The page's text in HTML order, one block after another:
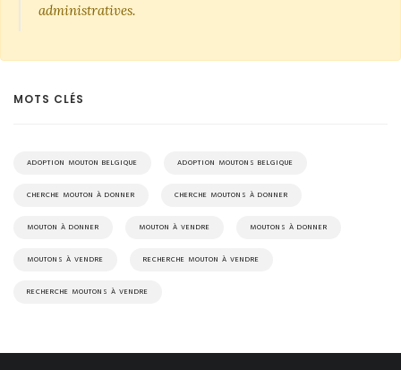
administratives.
MOTS CLÉS
ADOPTION MOUTON BELGIQUE ADOPTION MOUTONS BELGIQUE
CHERCHE MOUTON À DONNER CHERCHE MOUTONS À DONNER
MOUTON À DONNER MOUTON À VENDRE MOUTONS À DONNER
MOUTONS À VENDRE RECHERCHE MOUTON À VENDRE
RECHERCHE MOUTONS À VENDRE